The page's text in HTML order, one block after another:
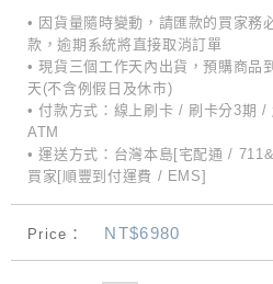
• 因貨量隨時變動，請匯款的買家務
款，逾期系統將直接取消訂單
• 現貨三個工作天內出貨，預購商品
天(不含例假日及休市)
• 付款方式：線上刷卡 / 刷卡分3期 /
ATM
• 運送方式：台灣本島[宅配通 /
買家[順豐到付運費 / EMS]
Price： NT$6980